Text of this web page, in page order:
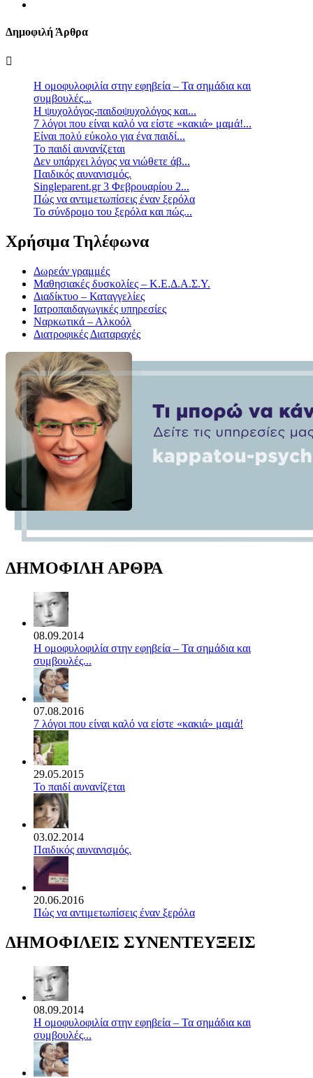
Δημοφιλή Άρθρα
Η ομοφυλοφιλία στην εφηβεία – Τα σημάδια και
συμβουλές...
Η ψυχολόγος-παιδοψυχολόγος και...
7 λόγοι που είναι καλό να είστε «κακιά» μαμά!...
Είναι πολύ εύκολο για ένα παιδί...
Το παιδί αυνανίζεται
Δεν υπάρχει λόγος να νιώθετε άβ...
Παιδικός αυνανισμός.
Singleparent.gr 3 Φεβρουαρίου 2...
Πώς να αντιμετωπίσεις έναν ξερόλα
Το σύνδρομο του ξερόλα και πώς...
Χρήσιμα Τηλέφωνα
Δωρεάν γραμμές
Μαθησιακές δυσκολίες – Κ.Ε.Δ.Α.Σ.Υ.
Διαδίκτυο – Καταγγελίες
Ιατροπαιδαγωγικές υπηρεσίες
Ναρκωτικά – Αλκοόλ
Διατροφικές Διαταραχές
ΔΗΜΟΦΙΛΗ ΑΡΘΡΑ
08.09.2014
Η ομοφυλοφιλία στην εφηβεία – Τα σημάδια και
συμβουλές...
07.08.2016
7 λόγοι που είναι καλό να είστε «κακιά» μαμά!
29.05.2015
Το παιδί αυνανίζεται
03.02.2014
Παιδικός αυνανισμός.
20.06.2016
Πώς να αντιμετωπίσεις έναν ξερόλα
ΔΗΜΟΦΙΛΕΙΣ ΣΥΝΕΝΤΕΥΞΕΙΣ
08.09.2014
Η ομοφυλοφιλία στην εφηβεία – Τα σημάδια και
συμβουλές...